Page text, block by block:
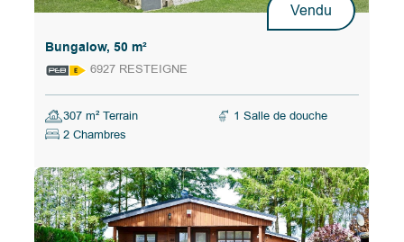
Vendu
Bungalow, 50 m²
6927 RESTEIGNE
307 m² Terrain
1 Salle de douche
2 Chambres